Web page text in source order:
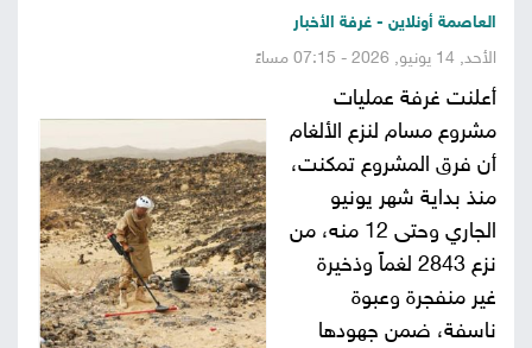
صور
من
نحن
إتصل
العاصمة أونلاين - غرفة الأخبار
الأحد, 14 يونيو, 2026 - 07:15 مساءً
أعلنت غرفة عمليات
مشروع مسام لنزع الألغام
أن فرق المشروع تمكنت،
منذ بداية شهر يونيو
الجاري وحتى 12 منه، من
نزع 2843 لغماً وذخيرة
غير منفجرة وعبوة
ناسفة، ضمن جهودها